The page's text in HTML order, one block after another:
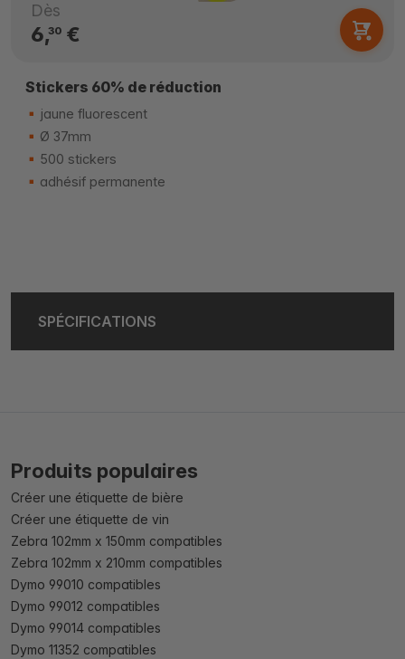
Dès
6,30€
Stickers 60% de réduction
jaune fluorescent
Ø 37mm
500 stickers
adhésif permanente
SPÉCIFICATIONS
Produits populaires
Créer une étiquette de bière
Créer une étiquette de vin
Zebra 102mm x 150mm compatibles
Zebra 102mm x 210mm compatibles
Dymo 99010 compatibles
Dymo 99012 compatibles
Dymo 99014 compatibles
Dymo 11352 compatibles